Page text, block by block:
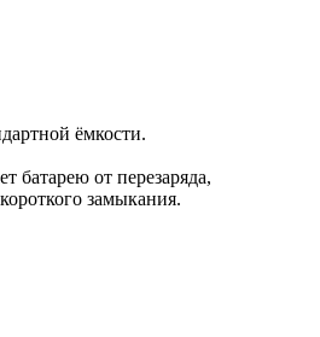
ёмкости.
батарею от перезаряда,
замыкания.